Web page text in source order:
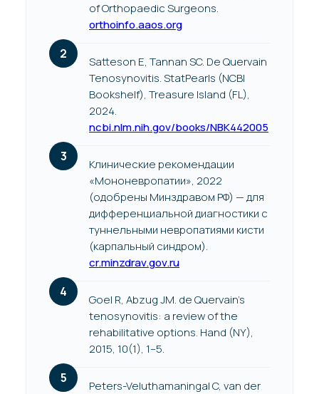
of Orthopaedic Surgeons.
orthoinfo.aaos.org
Satteson E, Tannan SC. De Quervain
Tenosynovitis. StatPearls (NCBI
Bookshelf), Treasure Island (FL),
2024.
ncbi.nlm.nih.gov/books/NBK442005
Клинические рекомендации
«Мононевропатии», 2022
(одобрены Минздравом РФ) — для
дифференциальной диагностики с
туннельными невропатиями кисти
(карпальный синдром).
cr.minzdrav.gov.ru
Goel R, Abzug JM. de Quervain’s
tenosynovitis: a review of the
rehabilitative options. Hand (NY),
2015, 10(1), 1–5.
Peters-Veluthamaningal C, van der